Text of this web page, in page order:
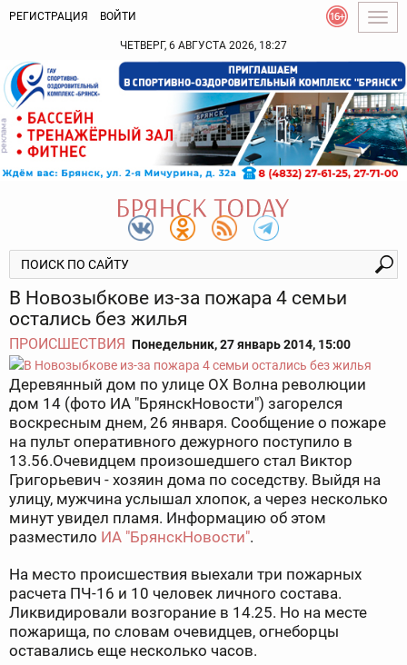
РЕГИСТРАЦИЯ ВОЙТИ
ЧЕТВЕРГ, 6 АВГУСТА 2026, 18:27
В Новозыбкове из-за пожара 4 семьи
остались без жилья
ПРОИСШЕСТВИЯ Понедельник, 27 январь 2014, 15:00
Деревянный дом по улице ОХ Волна революции
дом 14 (фото ИА "БрянскНовости") загорелся
воскресным днем, 26 января. Сообщение о пожаре
на пульт оперативного дежурного поступило в
13.56.Очевидцем произошедшего стал Виктор
Григорьевич - хозяин дома по соседству. Выйдя на
улицу, мужчина услышал хлопок, а через несколько
минут увидел пламя. Информацию об этом
разместило ИА "БрянскНовости".
На место происшествия выехали три пожарных
расчета ПЧ-16 и 10 человек личного состава.
Ликвидировали возгорание в 14.25. Но на месте
пожарища, по словам очевидцев, огнеборцы
оставались еще несколько часов.